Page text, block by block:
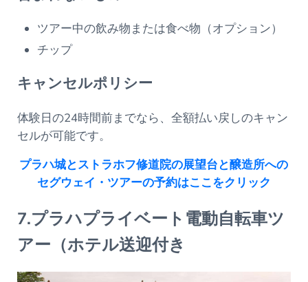
ツアー中の飲み物または食べ物（オプション）
チップ
キャンセルポリシー
体験日の24時間前までなら、全額払い戻しのキャン
セルが可能です。
プラハ城とストラホフ修道院の展望台と醸造所への
セグウェイ・ツアーの予約はここをクリック
7.プラハプライベート電動自転車ツ
アー（ホテル送迎付き